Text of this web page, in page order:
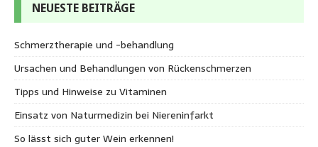
NEUESTE BEITRÄGE
Schmerztherapie und -behandlung
Ursachen und Behandlungen von Rückenschmerzen
Tipps und Hinweise zu Vitaminen
Einsatz von Naturmedizin bei Niereninfarkt
So lässt sich guter Wein erkennen!